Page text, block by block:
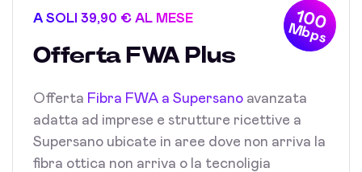
100
Mbps
A SOLI 39,90 € AL MESE
Offerta FWA Plus
Offerta Fibra FWA a Supersano avanzata
adatta ad imprese e strutture ricettive a
Supersano ubicate in aree dove non arriva la
fibra ottica non arriva o la tecnoligia